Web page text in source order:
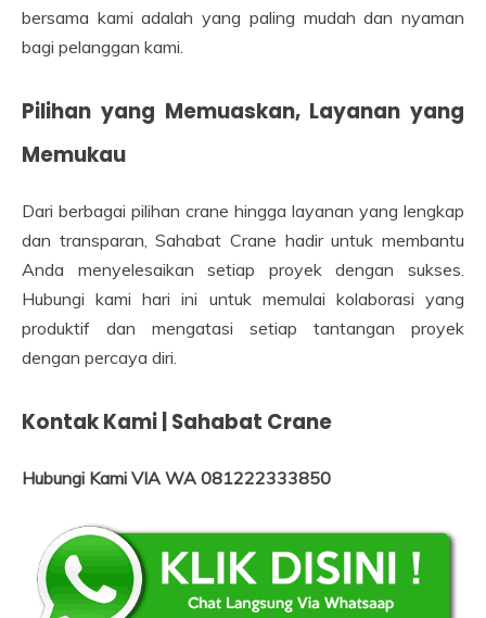
bersama kami adalah yang paling mudah dan nyaman
bagi pelanggan kami.
Pilihan yang Memuaskan, Layanan yang
Memukau
Dari berbagai pilihan crane hingga layanan yang lengkap
dan transparan, Sahabat Crane hadir untuk membantu
Anda menyelesaikan setiap proyek dengan sukses.
Hubungi kami hari ini untuk memulai kolaborasi yang
produktif dan mengatasi setiap tantangan proyek
dengan percaya diri.
Kontak Kami | Sahabat Crane
Hubungi Kami VIA WA 081222333850